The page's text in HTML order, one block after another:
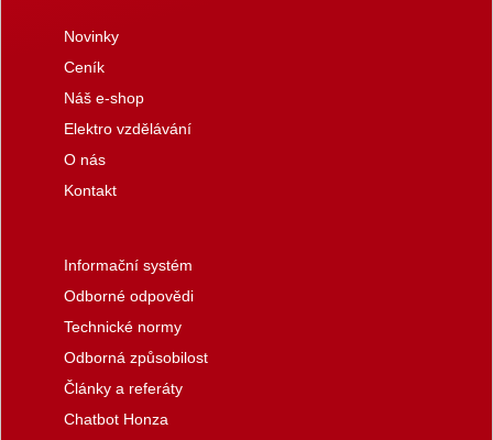
Novinky
Ceník
Náš e-shop
Elektro vzdělávání
O nás
Kontakt
Informační systém
Odborné odpovědi
Technické normy
Odborná způsobilost
Články a referáty
Chatbot Honza